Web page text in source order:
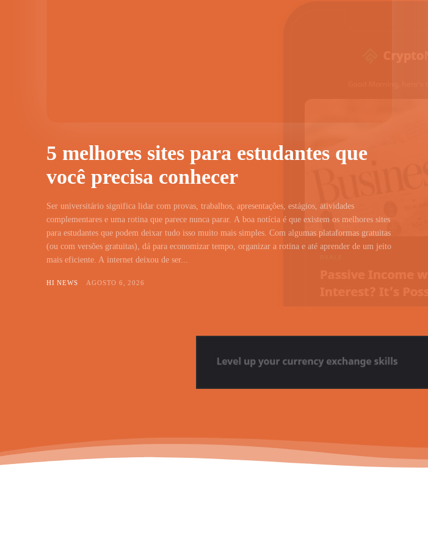
5 melhores sites para estudantes que
você precisa conhecer
Ser universitário significa lidar com provas, trabalhos, apresentações, estágios, atividades
complementares e uma rotina que parece nunca parar. A boa notícia é que existem os melhores sites
para estudantes que podem deixar tudo isso muito mais simples. Com algumas plataformas gratuitas
(ou com versões gratuitas), dá para economizar tempo, organizar a rotina e até aprender de um jeito
mais eficiente. A internet deixou de ser...
HI NEWS AGOSTO 6, 2026